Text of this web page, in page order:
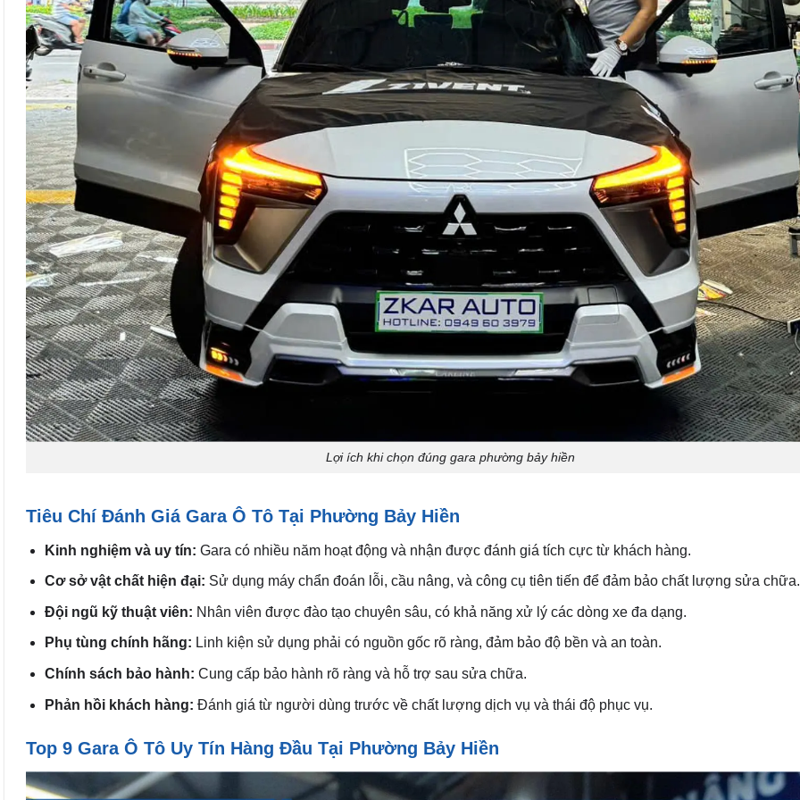
Lợi ích khi chọn đúng gara phường bảy hiền
Tiêu Chí Đánh Giá Gara Ô Tô Tại Phường Bảy Hiền
Kinh nghiệm và uy tín: Gara có nhiều năm hoạt động và nhận được đánh giá tích cực từ khách hàng.
Cơ sở vật chất hiện đại: Sử dụng máy chẩn đoán lỗi, cầu nâng, và công cụ tiên tiến để đảm bảo chất lượng sửa chữa.
Đội ngũ kỹ thuật viên: Nhân viên được đào tạo chuyên sâu, có khả năng xử lý các dòng xe đa dạng.
Phụ tùng chính hãng: Linh kiện sử dụng phải có nguồn gốc rõ ràng, đảm bảo độ bền và an toàn.
Chính sách bảo hành: Cung cấp bảo hành rõ ràng và hỗ trợ sau sửa chữa.
Phản hồi khách hàng: Đánh giá từ người dùng trước về chất lượng dịch vụ và thái độ phục vụ.
Top 9 Gara Ô Tô Uy Tín Hàng Đầu Tại Phường Bảy Hiền